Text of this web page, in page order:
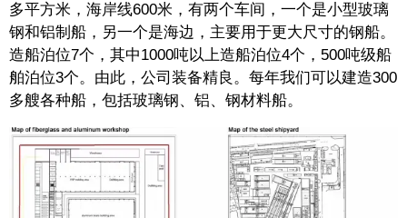
多平方米，海岸线600米，有两个车间，一个是小型玻璃
钢和铝制船，另一个是海边，主要用于更大尺寸的钢船。
造船泊位7个，其中1000吨以上造船泊位4个，500吨级船
舶泊位3个。由此，公司装备精良。每年我们可以建造300
多艘各种船，包括玻璃钢、铝、钢材料船。